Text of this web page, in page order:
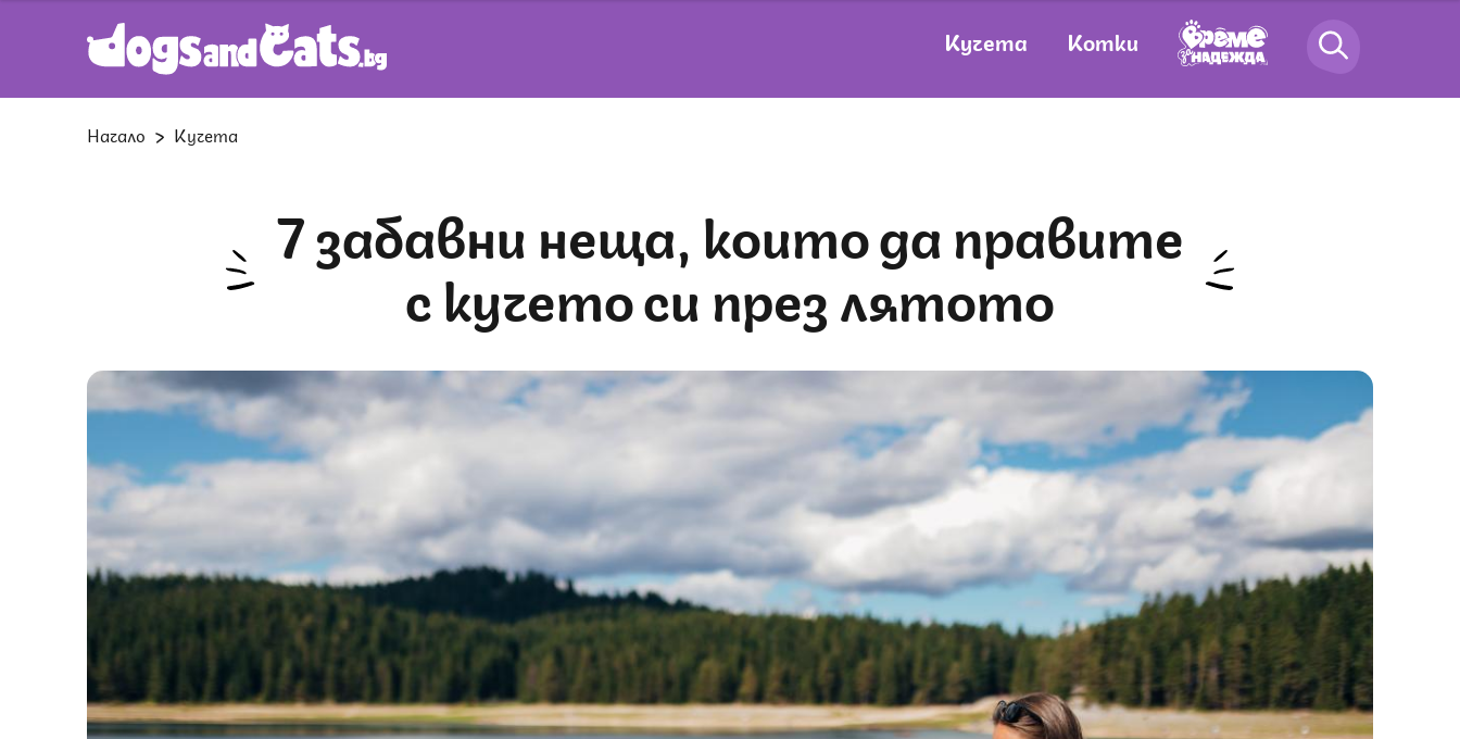
Кучета Котки
Начало Кучета
7 забавни неща, които да правите
с кучето си през лятото